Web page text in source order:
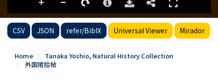
CSV JSON refer/BibIX Universal Viewer Mirador
Home
Tanaka Yoshio, Natural History Collection
外国捃拾帖